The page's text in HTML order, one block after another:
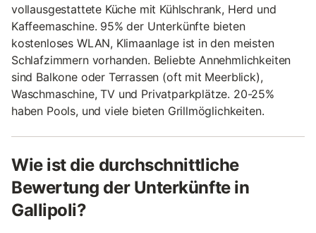
vollausgestattete Küche mit Kühlschrank, Herd und
Kaffeemaschine. 95% der Unterkünfte bieten
kostenloses WLAN, Klimaanlage ist in den meisten
Schlafzimmern vorhanden. Beliebte Annehmlichkeiten
sind Balkone oder Terrassen (oft mit Meerblick),
Waschmaschine, TV und Privatparkplätze. 20-25%
haben Pools, und viele bieten Grillmöglichkeiten.
Wie ist die durchschnittliche
Bewertung der Unterkünfte in
Gallipoli?